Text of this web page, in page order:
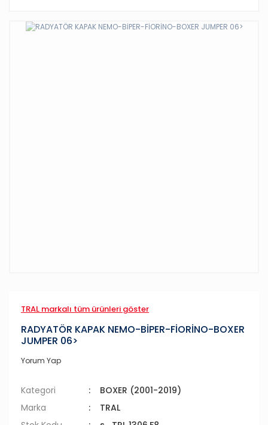
TRAL markalı tüm ürünleri göster
RADYATÖR KAPAK NEMO-BİPER-FİORİNO-BOXER
JUMPER 06>
Yorum Yap
Kategori
BOXER (2001-2019)
Marka
TRAL